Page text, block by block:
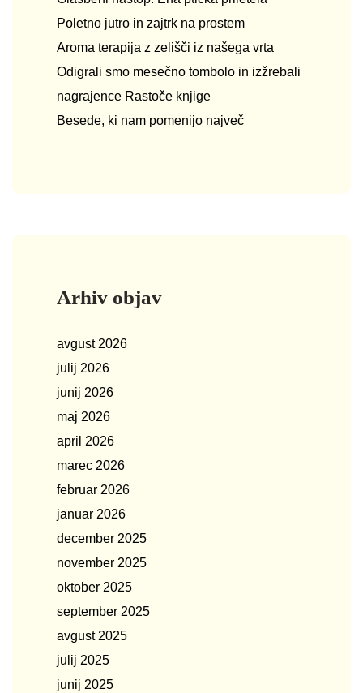
Poletno jutro in zajtrk na prostem
Aroma terapija z zelišči iz našega vrta
Odigrali smo mesečno tombolo in izžrebali
nagrajence Rastoče knjige
Besede, ki nam pomenijo največ
Arhiv objav
avgust 2026
julij 2026
junij 2026
maj 2026
april 2026
marec 2026
februar 2026
januar 2026
december 2025
november 2025
oktober 2025
september 2025
avgust 2025
julij 2025
junij 2025